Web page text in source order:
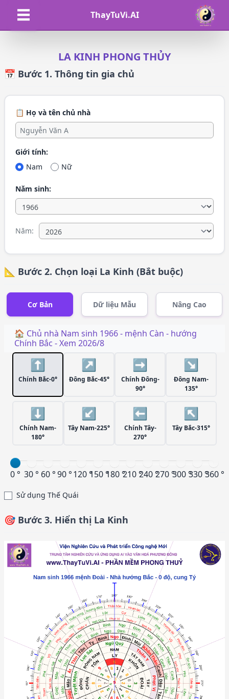
ThayTuVi.AI
LA KINH PHONG THỦY
📅 Bước 1. Thông tin gia chủ
📋 Họ và tên chủ nhà
Giới tính:
Nam
Nữ
Năm sinh:
Năm:
📐 Bước 2. Chọn loại La Kinh (Bắt buộc)
Cơ Bản Dữ liệu Mẫu Nâng Cao
🏠 Chủ nhà Nam sinh 1966- mệnh Càn - hướng
Chính Bắc - Xem 2026/8
⬆️
Chính Bắc-0°
↗️
Đông Bắc-45°
➡️
Chính Đông-
90°
↘️
Đông Nam-
135°
⬇️
Chính Nam-
180°
↙️
Tây Nam-225°
⬅️
Chính Tây-
270°
↖️
Tây Bắc-315°
0 ° 30 ° 60 °90 °120 °150 °180 °210 °240 °270 °300 °330 °360 °
Sử dụng Thế Quái
🎯 Bước 3. Hiển thị La Kinh